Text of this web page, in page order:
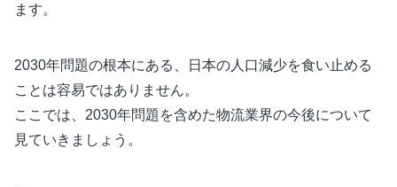
ます。
2030年問題の根本にある、日本の人口減少を食い止める
ことは容易ではありません。
ここでは、2030年問題を含めた物流業界の今後について
見ていきましょう。